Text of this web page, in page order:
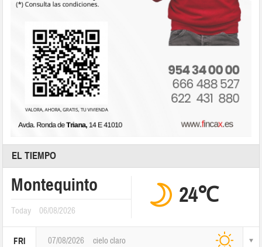
EL TIEMPO
Montequinto
Today 06/08/2026
24℃
FRI 07/08/2026 cielo claro